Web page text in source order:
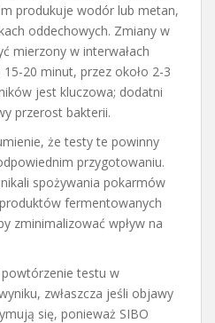
produkuje wodór lub metan,
oddechowych. Zmiany w
mierzony w interwałach
20 minut, przez około 2-3
jest kluczowa; dodatni
przerost bakterii.
że testy te powinny
przygotowaniu.
spożywania pokarmów
fermentowanych
zminimalizować wpływ na
testu w
zwłaszcza jeśli objawy
się, ponieważ SIBO